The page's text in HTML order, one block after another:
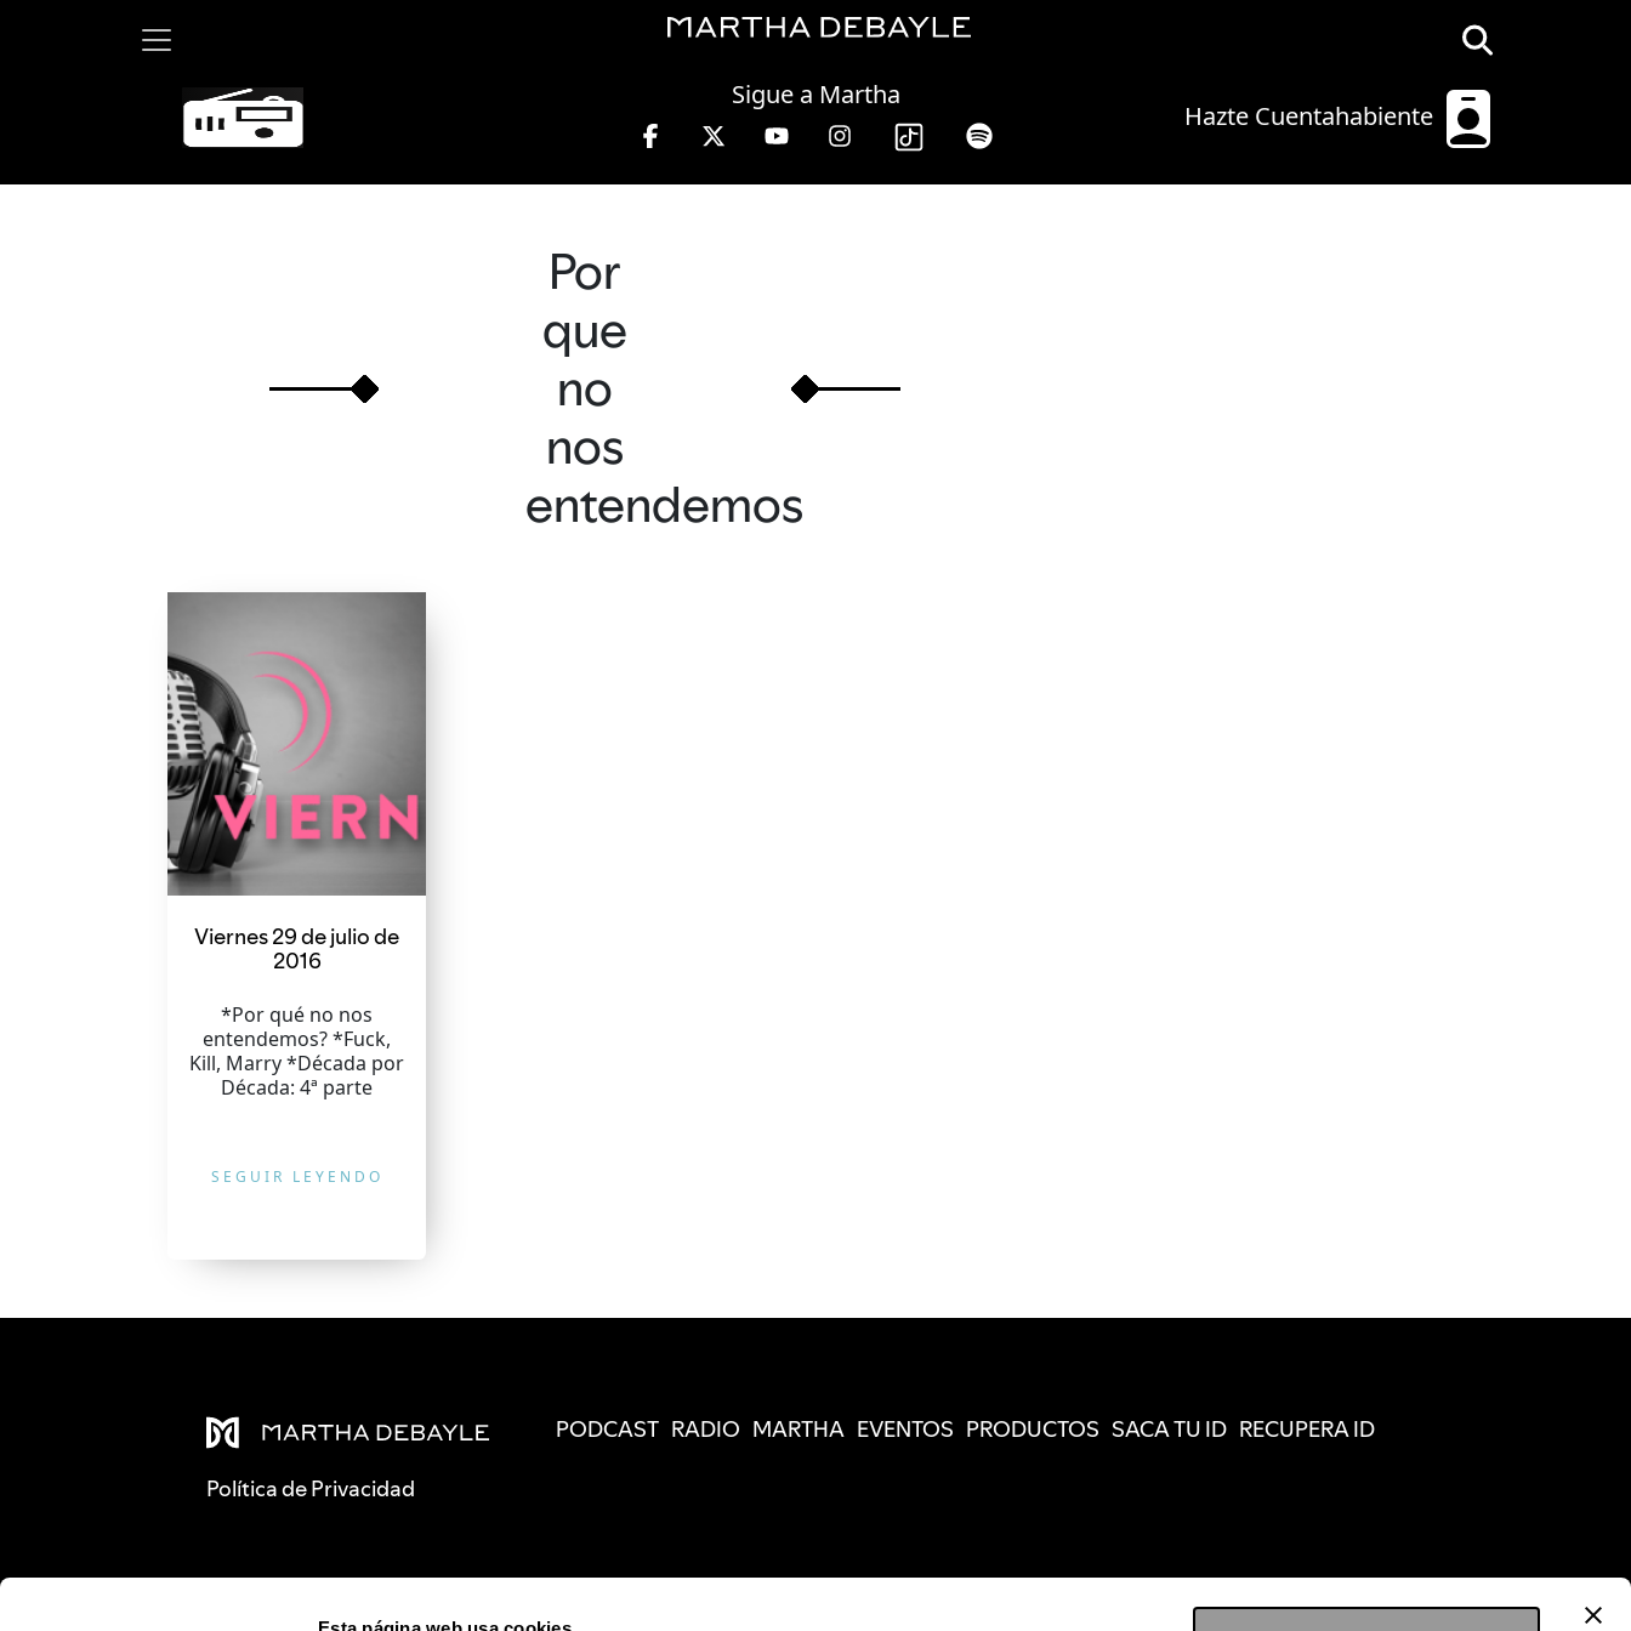
Hazte Cuentahabiente
Sigue a Martha
Martha Debayle en W, lunes a viernes de 10 a 13 hrs.
Por
que
no
nos
entendemos
Viernes 29 de julio de
2016
*Por qué no nos
entendemos? *Fuck,
Kill, Marry *Década por
Década: 4ª parte
SEGUIR LEYENDO
Política de Privacidad
PODCAST RADIO MARTHA EVENTOS PRODUCTOS SACA TU ID RECUPERA ID